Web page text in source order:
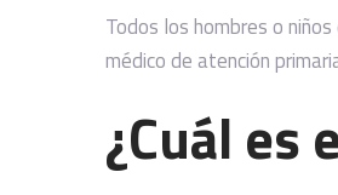
Todos los hombres o
médico de atención
¿Cuál es